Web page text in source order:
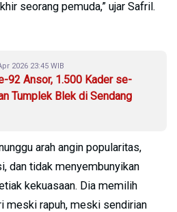
seorang pemuda,” ujar Safril.
2026 23:45 WIB
92 Ansor, 1.500 Kader se-
Tumplek Blek di Sendang
arah angin popularitas,
dan tidak menyembunyikan
kekuasaan. Dia memilih
meski rapuh, meski sendirian